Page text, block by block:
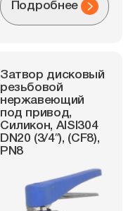
Подробнее
Затвор дисковый
резьбовой
нержавеющий
под привод,
Силикон, AISI304
DN20 (3/4″), (CF8),
PN8